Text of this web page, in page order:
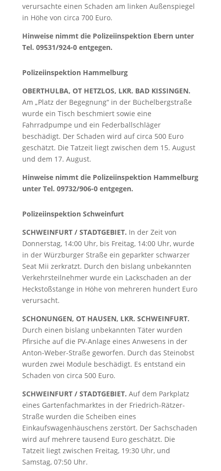
verursachte einen Schaden am linken Außenspiegel
in Höhe von circa 700 Euro.
Hinweise nimmt die Polizeiinspektion Ebern unter
Tel. 09531/924-0 entgegen.
Polizeiinspektion Hammelburg
OBERTHULBA, OT HETZLOS, LKR. BAD KISSINGEN.
Am „Platz der Begegnung“ in der Büchelbergstraße
wurde ein Tisch beschmiert sowie eine
Fahrradpumpe und ein Federballschläger
beschädigt. Der Schaden wird auf circa 500 Euro
geschätzt. Die Tatzeit liegt zwischen dem 15. August
und dem 17. August.
Hinweise nimmt die Polizeiinspektion Hammelburg
unter Tel. 09732/906-0 entgegen.
Polizeiinspektion Schweinfurt
SCHWEINFURT / STADTGEBIET. In der Zeit von
Donnerstag, 14:00 Uhr, bis Freitag, 14:00 Uhr, wurde
in der Würzburger Straße ein geparkter schwarzer
Seat Mii zerkratzt. Durch den bislang unbekannten
Verkehrsteilnehmer wurde ein Lackschaden an der
Heckstoßstange in Höhe von mehreren hundert Euro
verursacht.
SCHONUNGEN, OT HAUSEN, LKR. SCHWEINFURT.
Durch einen bislang unbekannten Täter wurden
Pfirsiche auf die PV-Anlage eines Anwesens in der
Anton-Weber-Straße geworfen. Durch das Steinobst
wurden zwei Module beschädigt. Es entstand ein
Schaden von circa 500 Euro.
SCHWEINFURT / STADTGEBIET. Auf dem Parkplatz
eines Gartenfachmarktes in der Friedrich-Rätzer-
Straße wurden die Scheiben eines
Einkaufswagenhäuschens zerstört. Der Sachschaden
wird auf mehrere tausend Euro geschätzt. Die
Tatzeit liegt zwischen Freitag, 19:30 Uhr, und
Samstag, 07:50 Uhr.